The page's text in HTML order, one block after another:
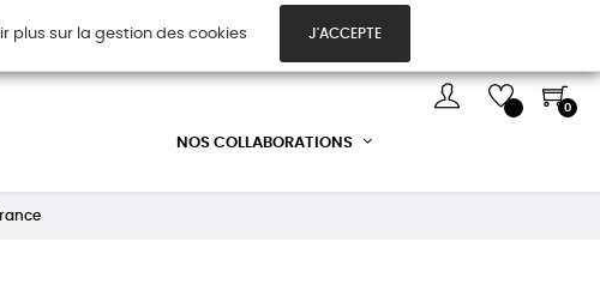
CARTES CADEAUX
NOS COLLABORATIONS
0
plus sur la gestion des cookies J'ACCEPTE